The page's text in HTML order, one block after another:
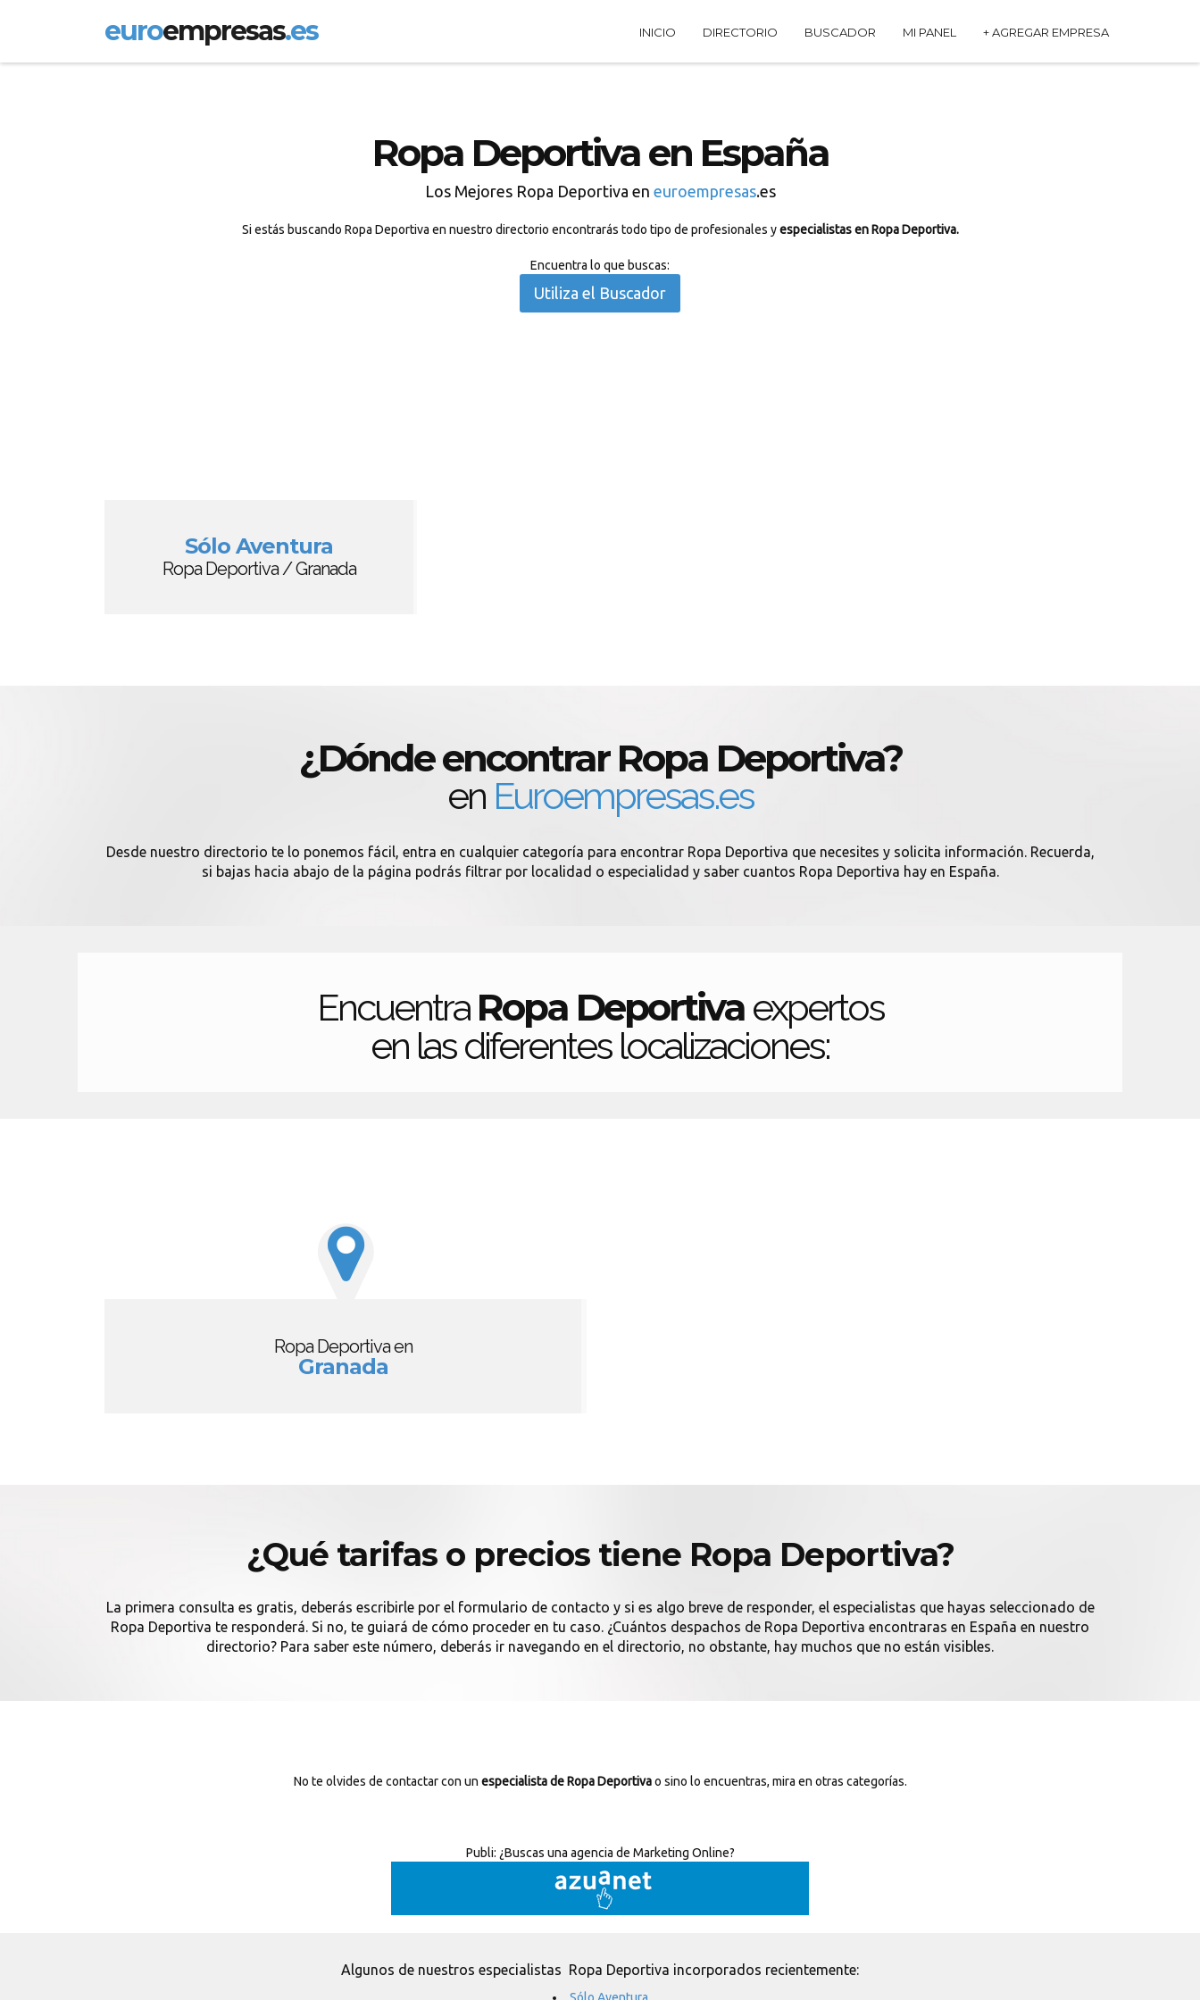
euroempresas.es INICIO DIRECTORIO BUSCADOR MI PANEL + AGREGAR EMPRESA
Ropa Deportiva en España
Los Mejores Ropa Deportiva en euroempresas.es
Si estás buscando Ropa Deportiva en nuestro directorio encontrarás todo tipo de profesionales yespecialistas en Ropa Deportiva.
Encuentra lo que buscas:
Utiliza el Buscador
Sólo Aventura
Ropa Deportiva / Granada
¿Dónde encontrar Ropa Deportiva?
en Euroempresas.es
Desde nuestro directorio te lo ponemos fácil, entra en cualquier categoría para encontrar Ropa Deportiva que necesites y solicita información. Recuerda,
si bajas hacia abajo de la página podrás filtrar por localidad o especialidad y saber cuantos Ropa Deportiva hay en España.
Encuentra Ropa Deportivaexpertos
en las diferentes localizaciones:
Ropa Deportiva en
Granada
¿Qué tarifas o precios tiene Ropa Deportiva?
La primera consulta es gratis, deberás escribirle por el formulario de contacto y si es algo breve de responder, el especialistas que hayas seleccionado de
Ropa Deportiva te responderá. Si no, te guiará de cómo proceder en tu caso. ¿Cuántos despachos de Ropa Deportiva encontraras en España en nuestro
directorio? Para saber este número, deberás ir navegando en el directorio, no obstante, hay muchos que no están visibles.
No te olvides de contactar con un especialista de Ropa Deportivao sino lo encuentras, mira en otras categorías.
Publi: ¿Buscas una agencia de Marketing Online?
Algunos de nuestros especialistas Ropa Deportiva incorporados recientemente: